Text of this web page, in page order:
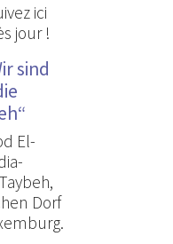
ici
jour !
sind
El-
Dorf